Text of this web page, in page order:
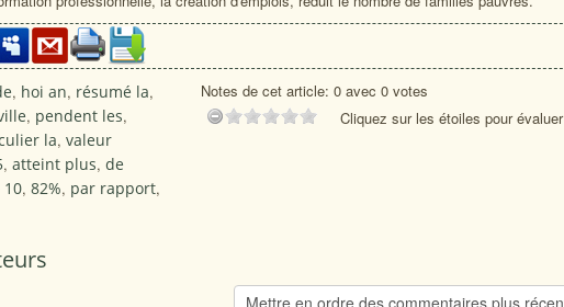
, hoi an, résumé la,
, pendent les,
la, valeur
, atteint plus, de
10, 82%, par rapport,
Notes de cet article: 0 avec 0 votes
Cliquez sur les étoiles pour évaluer